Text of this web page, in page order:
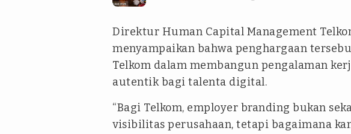
Direktur Human Capital Management
menyampaikan bahwa penghargaan
Telkom dalam membangun pengalaman
autentik bagi talenta digital.
“Bagi Telkom, employer branding bukan
visibilitas perusahaan, tetapi bagaimana